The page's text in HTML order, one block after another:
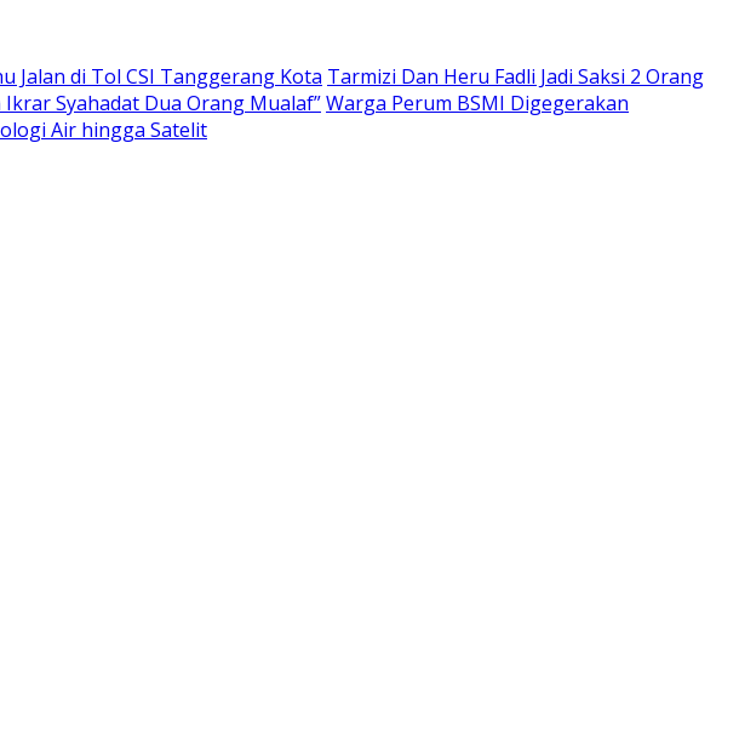
Jalan di Tol CSI Tanggerang Kota Tarmizi Dan Heru Fadli Jadi Saksi 2 Orang
Syahadat Dua Orang Mualaf”Warga Perum BSMI Digegerakan
Air hingga Satelit